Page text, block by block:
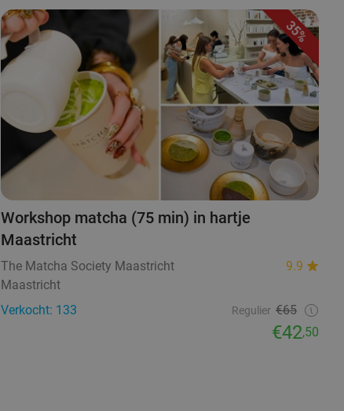
35%
Workshop matcha (75 min) in hartje
Maastricht
The Matcha Society Maastricht
9.9
Maastricht
Verkocht: 133
Regulier €65
€42,50